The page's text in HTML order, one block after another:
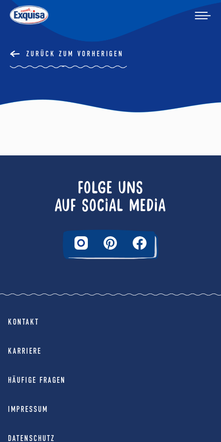
ZURÜCK ZUM VORHERIGEN
FOLGE UNS
AUF SOCIAL MEDIA
KONTAKT
KARRIERE
HÄUFIGE FRAGEN
IMPRESSUM
DATENSCHUTZ